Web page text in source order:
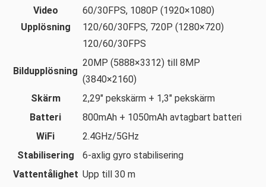
Video
Upplösning
60/30FPS, 1080P (1920×1080)
120/60/30FPS, 720P (1280×720)
120/60/30FPS
Bildupplösning
20MP (5888×3312) till 8MP
(3840×2160)
Skärm
2,29″ pekskärm + 1,3″ pekskärm
Batteri
800mAh + 1050mAh avtagbart batteri
WiFi
2.4GHz/5GHz
Stabilisering
6-axlig gyro stabilisering
Vattentålighet Upp till 30 m